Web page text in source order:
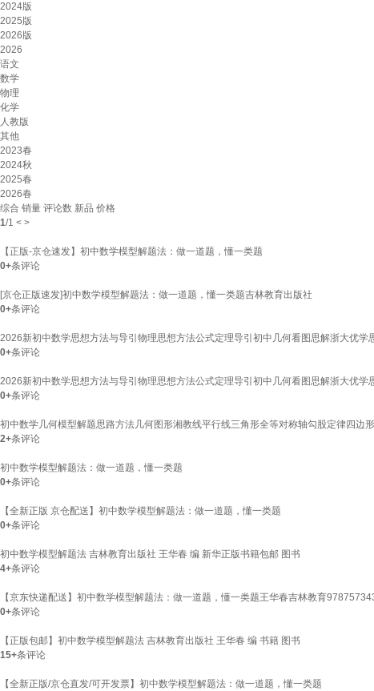
2024版
2025版
2026版
2026
语文
数学
物理
化学
人教版
其他
2023春
2024秋
2025春
2026春
综合 销量 评论数 新品 价格
1/1 < >
【正版-京仓速发】初中数学模型解题法：做一道题，懂一类题
0+条评论
[京仓正版速发]初中数学模型解题法：做一道题，懂一类题吉林教育出版社
0+条评论
2026新初中数学思想方法与导引物理思想方法公式定理导引初中几何看图思解浙大优
0+条评论
2026新初中数学思想方法与导引物理思想方法公式定理导引初中几何看图思解浙大优
0+条评论
初中数学几何模型解题思路方法几何图形湘教线平行线三角形全等对称轴勾股定律四边
2+条评论
初中数学模型解题法：做一道题，懂一类题
0+条评论
【全新正版 京仓配送】初中数学模型解题法：做一道题，懂一类题
0+条评论
初中数学模型解题法 吉林教育出版社 王华春 编 新华正版书籍包邮 图书
4+条评论
【京东快递配送】初中数学模型解题法：做一道题，懂一类题王华春吉林教育
0+条评论
【正版包邮】初中数学模型解题法 吉林教育出版社 王华春 编 书籍 图书
15+条评论
【全新正版/京仓直发/可开发票】初中数学模型解题法：做一道题，懂一类题